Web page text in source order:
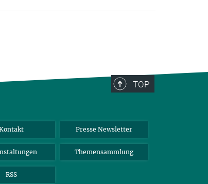
TOP
Presse Newsletter
Themensammlung
RSS